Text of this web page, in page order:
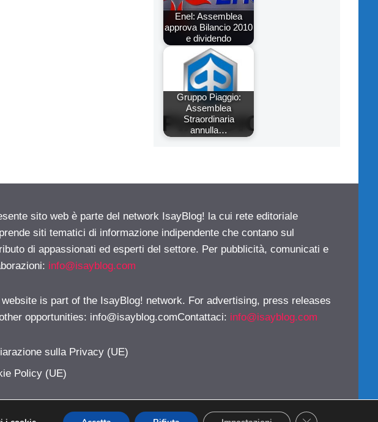
Enel: Assemblea
approva Bilancio 2010
e dividendo
Gruppo Piaggio:
Assemblea
Straordinaria
annulla…
sito web è parte del network IsayBlog! la cui rete editoriale
siti tematici di informazione indipendente che contano sul
di appassionati ed esperti del settore. Per pubblicità, comunicati e
info@isayblog.com
is part of the IsayBlog! network. For advertising, press releases
opportunities: info@isayblog.comContattaci: info@isayblog.com
sulla Privacy (UE)
Policy (UE)
CLOSE GDPR